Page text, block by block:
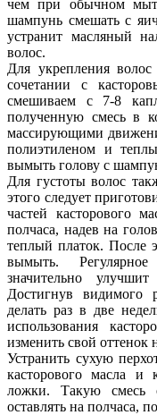
чем при обычном
шампунь смешать с
устранит масляный
волос.
Для укрепления
сочетании с
смешиваем с 7-8
полученную смесь в
массирующими
полиэтиленом и
вымыть голову с
Для густоты волос
этого следует
частей касторового
полчаса, надев на
теплый платок. После
вымыть.
значительно
Достигнув видимого
делать раз в две
использования
изменить свой оттенок
Устранить сухую
касторового масла и
ложки. Такую смесь
оставлять на полчаса,